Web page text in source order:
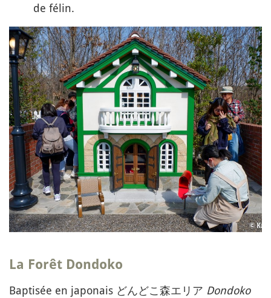
de félin.
La Forêt Dondoko
Baptisée en japonais どんどこ森エリア Dondoko